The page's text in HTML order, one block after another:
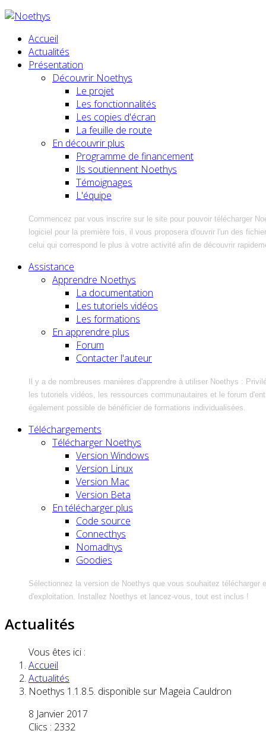
Accueil
Actualités
Présentation
Découvrir Noethys
Le projet
Les fonctionnalités
Les copies d'écran
La feuille de route
En découvrir plus
Programme de financement
Ils soutiennent Noethys
Témoignages
L'équipe
Commencez par vous inscrire sur le site pour pouvoir télécharger
logiciel pour la première fois, il vous proposera d'ouvrir l'un des
celui qui correspond le plus à votre activité afin de découvrir
Assistance
Apprendre Noethys
La documentation
Les tutoriels vidéos
Les formations
En apprendre plus
Forum
Contacter l'auteur
Il y a de nombreuses manières d'apprendre à utiliser Noethys :
les tutoriels vidéos, les ressources communautaires et le forum
également possible de bénéficier de formations individualisées.
Téléchargements
Télécharger Noethys
Version Windows
Version Linux
Version Mac
Version Beta
En télécharger plus
Code source
Connecthys
Nomadhys
Goodies
Sélectionnez la version de Noethys que vous souhaitez télécharger
d'exploitation. Installez Noethys et lancez-vous, tout est inclus !
Actualités
Vous êtes ici :
Accueil
Actualités
Noethys 1.1.8.5. disponible sur Mageia Cauldron
8 Janvier 2017
Clics : 2332